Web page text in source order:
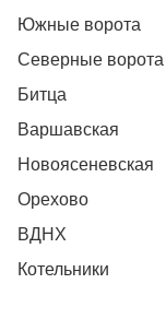
Южные ворота
Северные ворота
Битца
Варшавская
Новоясеневская
Орехово
ВДНХ
Котельники